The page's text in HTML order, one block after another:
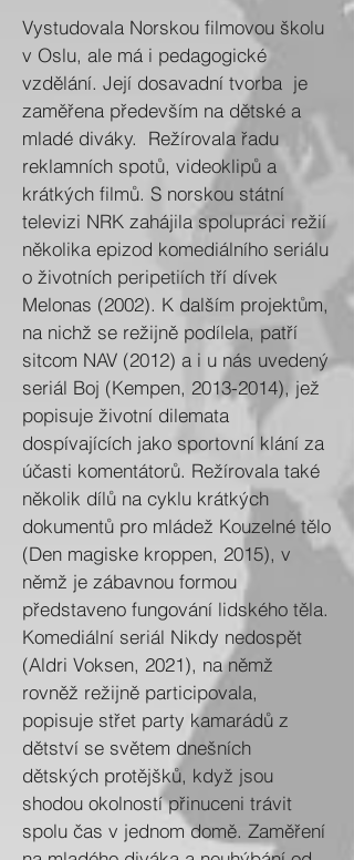
Vystudovala Norskou filmovou školu
v Oslu, ale má i pedagogické
vzdělání. Její dosavadní tvorba je
zaměřena především na dětské a
mladé diváky. Režírovala řadu
reklamních spotů, videoklipů a
krátkých filmů. S norskou státní
televizi NRK zahájila spolupráci režií
několika epizod komediálního seriálu
o životních peripetiích tří dívek
Melonas (2002). K dalším projektům,
na nichž se režijně podílela, patří
sitcom NAV (2012) a i u nás uvedený
seriál Boj (Kempen, 2013-2014), jež
popisuje životní dilemata
dospívajících jako sportovní klání za
účasti komentátorů. Režírovala také
několik dílů na cyklu krátkých
dokumentů pro mládež Kouzelné tělo
(Den magiske kroppen, 2015), v
němž je zábavnou formou
představeno fungování lidského těla.
Komediální seriál Nikdy nedospět
(Aldri Voksen, 2021), na němž
rovněž režijně participovala,
popisuje střet party kamarádů z
dětství se světem dnešních
dětských protějšků, když jsou
shodou okolností přinuceni trávit
spolu čas v jednom domě. Zaměření